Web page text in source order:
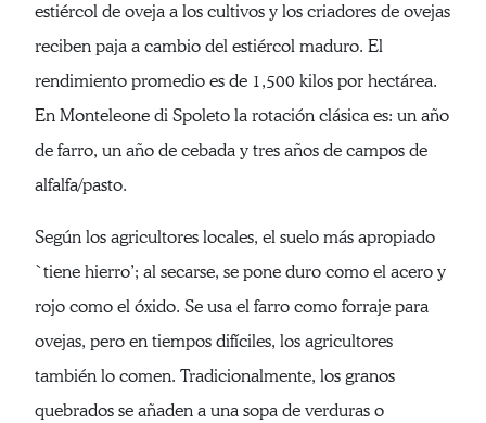
estiércol de oveja a los cultivos y los criadores de ovejas
reciben paja a cambio del estiércol maduro. El
rendimiento promedio es de 1,500 kilos por hectárea.
En Monteleone di Spoleto la rotación clásica es: un año
de farro, un año de cebada y tres años de campos de
alfalfa/pasto.
Según los agricultores locales, el suelo más apropiado
`tiene hierro’; al secarse, se pone duro como el acero y
rojo como el óxido. Se usa el farro como forraje para
ovejas, pero en tiempos difíciles, los agricultores
también lo comen. Tradicionalmente, los granos
quebrados se añaden a una sopa de verduras o